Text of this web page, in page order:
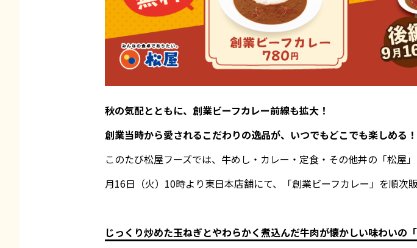
秋の気配とともに、創業ビーフカレー前線も拡大！
創業当時から愛されるこだわりの逸品が、いつでもどこでも楽しめる！
このたび松屋フーズでは、牛めし・カレー・定食・その他丼の「松
月16日（火）10時より東日本店舗にて、「創業ビーフカレー」を順次販
じっくり炒めた玉ねぎとやわらかく煮込んだ牛肉が懐かしい味わいの「